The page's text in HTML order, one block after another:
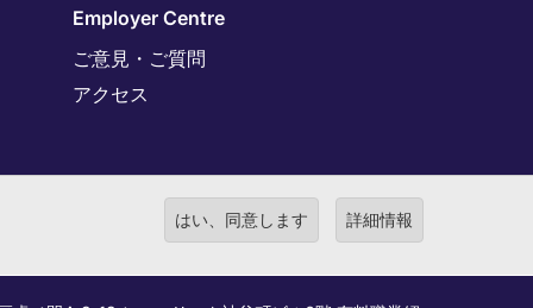
Employer Centre
ご意見・ご質問
アクセス
はい、同意します 詳細情報